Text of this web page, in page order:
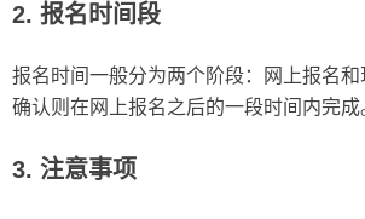
2. 报名时间段
报名时间一般分为两个阶段：网上报名
确认则在网上报名之后的一段时间内完
3. 注意事项